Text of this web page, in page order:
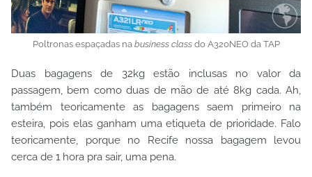
Poltronas espaçadas na business classdo A320NEO da TAP
Duas bagagens de 32kg estão inclusas no valor da
passagem, bem como duas de mão de até 8kg cada. Ah,
também teoricamente as bagagens saem primeiro na
esteira, pois elas ganham uma etiqueta de prioridade. Falo
teoricamente, porque no Recife nossa bagagem levou
cerca de 1 hora pra sair, uma pena.